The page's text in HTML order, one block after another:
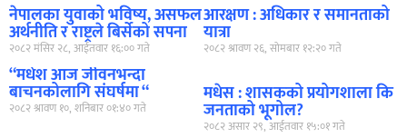
नेपालका युवाको भविष्य, असफल
अर्थनीति र राष्ट्रले बिर्सेको सपना
२०८२ मंसिर २८, आईतवार १६:०० गते
आरक्षण : अधिकार र समानताको
यात्रा
२०८२ श्रावण २६, सोमबार १२:२० गते
“मधेश आज जीवनभन्दा
बाचनकोलागि संघर्षमा “
२०८२ श्रावण १०, शनिबार ०१:४० गते
मधेस : शासकको प्रयोगशाला कि
जनताको भूगोल?
२०८२ असार २९, आईतवार १५:०१ गते